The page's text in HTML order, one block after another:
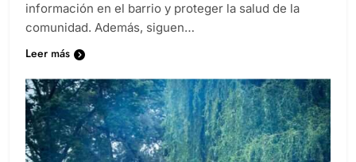
información en el barrio y proteger la salud de la
comunidad. Además, siguen…
Leer más